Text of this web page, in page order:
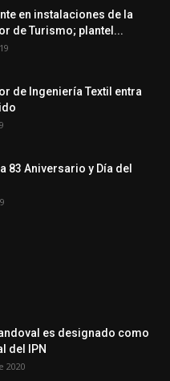
en instalaciones de la
de Turismo; plantel...
de Ingeniería Textil entra
83 Aniversario y Día del
es designado como
del IPN
2020